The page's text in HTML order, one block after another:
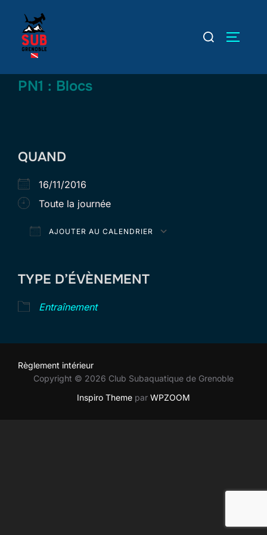
contenu
Rechercher :
PN1 : Blocs
QUAND
16/11/2016
Toute la journée
AJOUTER AU CALENDRIER
TYPE D’ÉVÈNEMENT
Entraînement
Règlement intérieur
Copyright © 2026 Club Subaquatique de Grenoble
Inspiro Theme par WPZOOM